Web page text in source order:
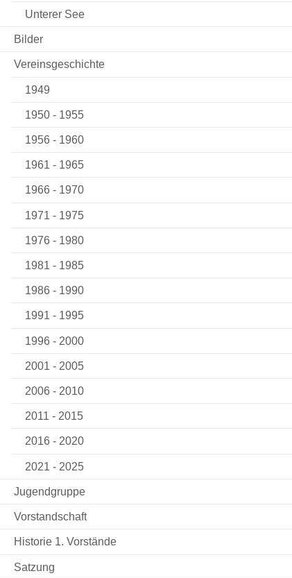
Unterer See
Bilder
Vereinsgeschichte
1949
1950 - 1955
1956 - 1960
1961 - 1965
1966 - 1970
1971 - 1975
1976 - 1980
1981 - 1985
1986 - 1990
1991 - 1995
1996 - 2000
2001 - 2005
2006 - 2010
2011 - 2015
2016 - 2020
2021 - 2025
Jugendgruppe
Vorstandschaft
Historie 1. Vorstände
Satzung